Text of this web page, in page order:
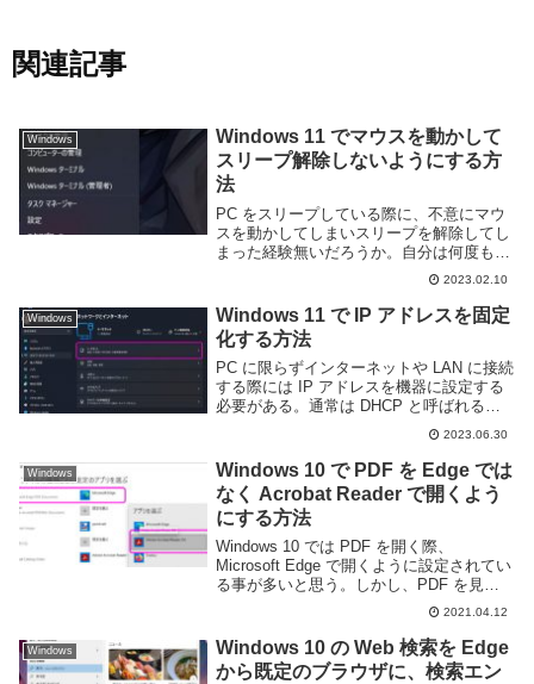
関連記事
Windows
Windows 11 でマウスを動かして
スリープ解除しないようにする方
法
PC をスリープしている際に、不意にマウ
スを動かしてしまいスリープを解除してし
まった経験無いだろうか。自分は何度もあ
る。ひどい時にはマウス操作でスリープに
した直後にマウスを動かした判定が入って
しまい、スリープが解除されてしまう事も
ある。これ...
2023.02.10
Windows
Windows 11 で IP アドレスを固定
化する方法
PC に限らずインターネットや LAN に接続
する際には IP アドレスを機器に設定する
必要がある。通常は DHCP と呼ばれる仕
組みにより自動的に割り振られるため、
我々ユーザーが何か設定する必要は無い。
しかし、PC をサーバーとして利用し...
2023.06.30
Windows
Windows 10 で PDF を Edge では
なく Acrobat Reader で開くよう
にする方法
Windows 10 では PDF を開く際、
Microsoft Edge で開くように設定されてい
る事が多いと思う。しかし、PDF を見る
際には Adobe Acrobat Reader のほうが高
機能で便利なこともある。このページでは
...
2021.04.12
Windows
Windows 10 の Web 検索を Edge
から既定のブラウザに、検索エン